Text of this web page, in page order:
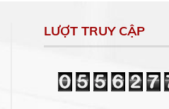
LƯỢT TRUY CẬP